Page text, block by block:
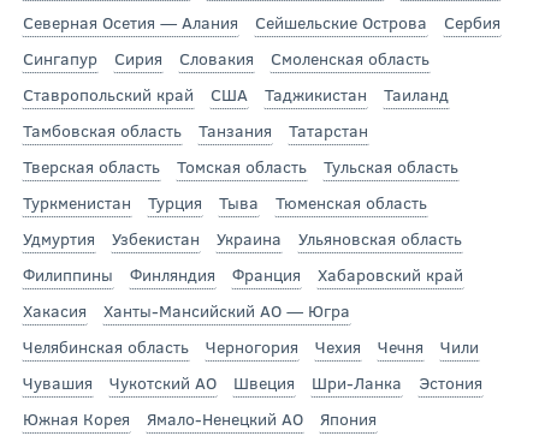
Северная Осетия — Алания
Сейшельские Острова
Сербия
Сингапур
Сирия Словакия
Смоленская область
Ставропольский край
США Таджикистан
Таиланд
Тамбовская область
Танзания
Татарстан
Тверская область
Томская область
Тульская область
Туркменистан
Турция Тыва
Тюменская область
Удмуртия
Узбекистан Украина
Ульяновская область
Филиппины
Финляндия Франция
Хабаровский край
Хакасия
Ханты-Мансийский АО — Югра
Челябинская область
Черногория Чехия Чечня
Чили
Чувашия
Чукотский АО Швеция Шри-Ланка
Эстония
Южная Корея
Ямало-Ненецкий АО
Япония